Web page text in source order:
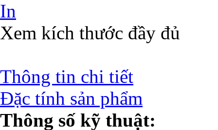
In
Xem kích thước đầy đủ
Thông tin chi tiết
Đặc tính sản phẩm
Thông số kỹ thuật: